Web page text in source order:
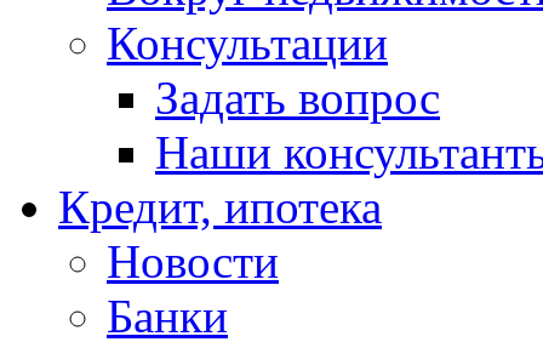
Консультации
Задать вопрос
Наши
Кредит, ипотека
Новости
Банки